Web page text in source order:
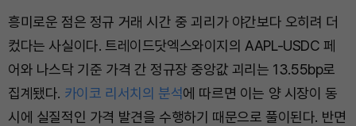
흥미로운 점은 정규 거래 시간 중 괴리가 야간보다 오히려 더
컸다는 사실이다. 트레이드닷엑스와이지의 AAPL-USDC 페
어와 나스닥 기준 가격 간 정규장 중앙값 괴리는 13.55bp로
집계됐다. 카이코 리서치의 분석에 따르면 이는 양 시장이 동
시에 실질적인 가격 발견을 수행하기 때문으로 풀이된다. 반면